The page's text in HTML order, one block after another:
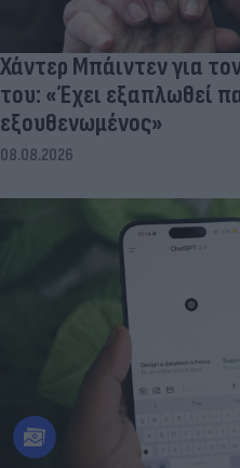
Χάντερ Μπάιντεν για
του: «Έχει εξαπλωθεί
εξουθενωμένος»
08.08.2026